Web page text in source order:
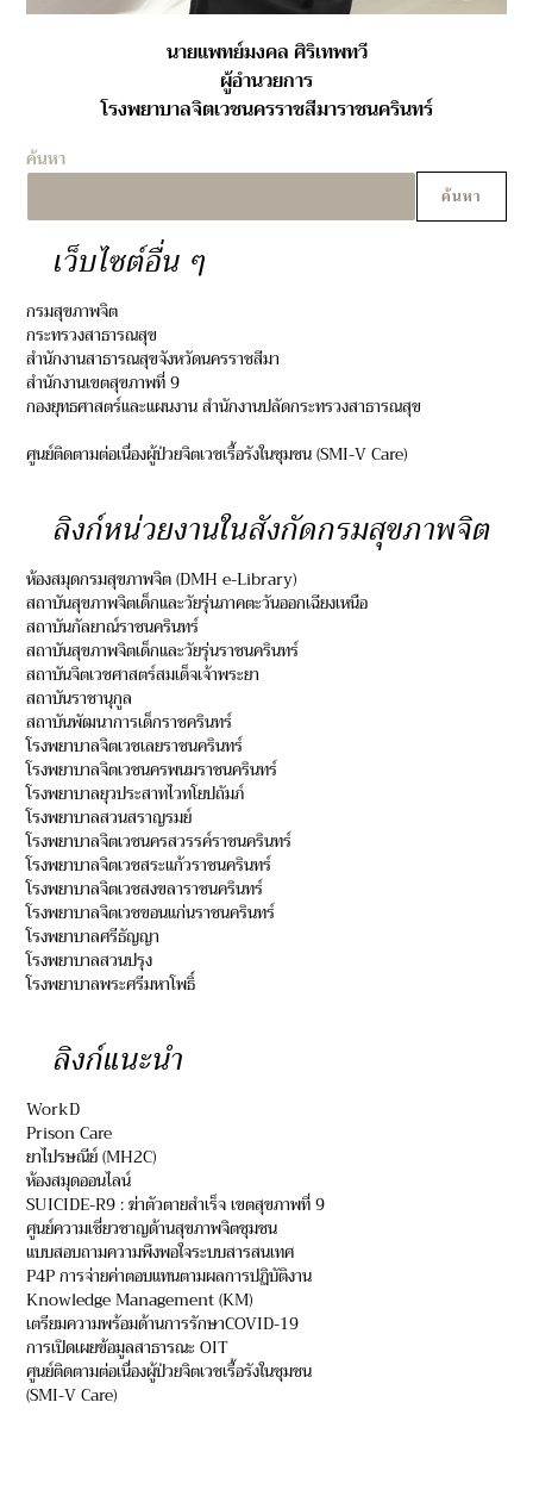
นายแพทย์มงคล ศิริเทพทวี
ผู้อำนวยการ
โรงพยาบาลจิตเวชนครราชสีมาราชนครินทร์
ค้นหา
ค้นหา
เว็บไซต์อื่น ๆ
กรมสุขภาพจิต
กระทรวงสาธารณสุข
สำนักงานสาธารณสุขจังหวัดนครราชสีมา
สำนักงานเขตสุขภาพที่ 9
กองยุทธศาสตร์และแผนงาน สำนักงานปลัดกระทรวงสาธารณสุข
ศูนย์ติดตามต่อเนื่องผู้ป่วยจิตเวชเรื้อรังในชุมชน (SMI-V Care)
ลิงก์หน่วยงานในสังกัดกรมสุขภาพจิต
ห้องสมุดกรมสุขภาพจิต (DMH e-Library)
สถาบันสุขภาพจิตเด็กและวัยรุ่นภาคตะวันออกเฉียงเหนือ
สถาบันกัลยาณ์ราชนครินทร์
สถาบันสุขภาพจิตเด็กและวัยรุ่นราชนครินทร์
สถาบันจิตเวชศาสตร์สมเด็จเจ้าพระยา
สถาบันราชานุกูล
สถาบันพัฒนาการเด็กราชครินทร์
โรงพยาบาลจิตเวชเลยราชนครินทร์
โรงพยาบาลจิตเวชนครพนมราชนครินทร์
โรงพยาบาลยุวประสาทไวทโยปถัมภ์
โรงพยาบาลสวนสราญรมย์
โรงพยาบาลจิตเวชนครสวรรค์ราชนครินทร์
โรงพยาบาลจิตเวชสระแก้วราชนครินทร์
โรงพยาบาลจิตเวชสงขลาราชนครินทร์
โรงพยาบาลจิตเวชขอนแก่นราชนครินทร์
โรงพยาบาลศรีธัญญา
โรงพยาบาลสวนปรุง
โรงพยาบาลพระศรีมหาโพธิ์
ลิงก์แนะนำ
WorkD
Prison Care
ยาไปรษณีย์ (MH2C)
ห้องสมุดออนไลน์
SUICIDE-R9 : ฆ่าตัวตายสำเร็จ เขตสุขภาพที่ 9
ศูนย์ความเชี่ยวชาญด้านสุขภาพจิตชุมชน
แบบสอบถามความพึงพอใจระบบสารสนเทศ
P4P การจ่ายค่าตอบแทนตามผลการปฏิบัติงาน
Knowledge Management (KM)
เตรียมความพร้อมด้านการรักษาCOVID-19
การเปิดเผยข้อมูลสาธารณะ OIT
ศูนย์ติดตามต่อเนื่องผู้ป่วยจิตเวชเรื้อรังในชุมชน
(SMI-V Care)